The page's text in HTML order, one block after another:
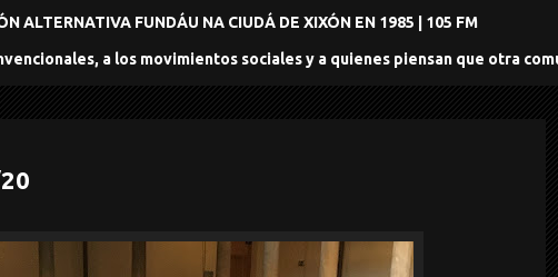
ALTERNATIVA FUNDÁU NA CIUDÁ DE XIXÓN EN 1985 | 105 FM
a los movimientos sociales y a quienes piensan que otra